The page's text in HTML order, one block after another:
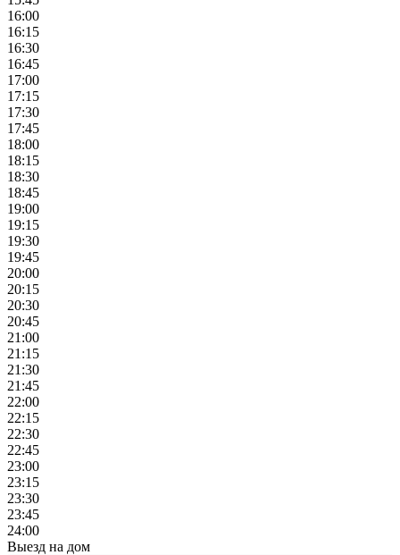
16:00
16:15
16:30
16:45
17:00
17:15
17:30
17:45
18:00
18:15
18:30
18:45
19:00
19:15
19:30
19:45
20:00
20:15
20:30
20:45
21:00
21:15
21:30
21:45
22:00
22:15
22:30
22:45
23:00
23:15
23:30
23:45
24:00
Выезд на дом